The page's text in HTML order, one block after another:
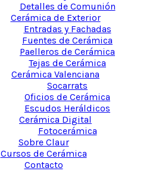
Detalles de Comunión
Cerámica de Exterior
Entradas y Fachadas
Fuentes de Cerámica
Paelleros de Cerámica
Tejas de Cerámica
Cerámica Valenciana
Socarrats
Oficios de Cerámica
Escudos Heráldicos
Cerámica Digital
Fotocerámica
Sobre Claur
Cursos de Cerámica
Contacto